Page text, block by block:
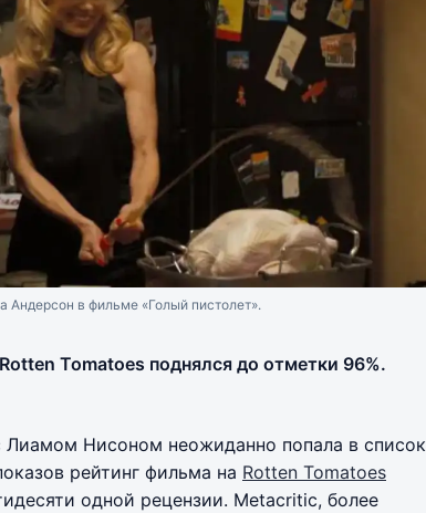
в фильме «Голый пистолет».
Tomatoes поднялся до отметки 96%.
Лиамом Нисоном неожиданно попала в список
рейтинг фильма на Rotten Tomatoes
одной рецензии. Metacritic, более